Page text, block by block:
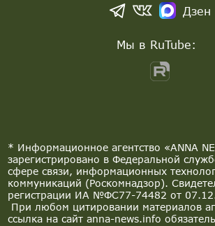
* Информационное агентство «ANNA
зарегистрировано в Федеральной
сфере связи, информационных
коммуникаций (Роскомнадзор).
регистрации ИА №ФС77-74482 от
При любом цитировании материалов
ссылка на сайт anna-news.info
Дзен
Мы в RuTube: